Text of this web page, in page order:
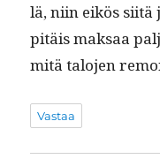
lä, niin eikös siitä
pitäis mak­saa
mitä talo­jen
Vastaa